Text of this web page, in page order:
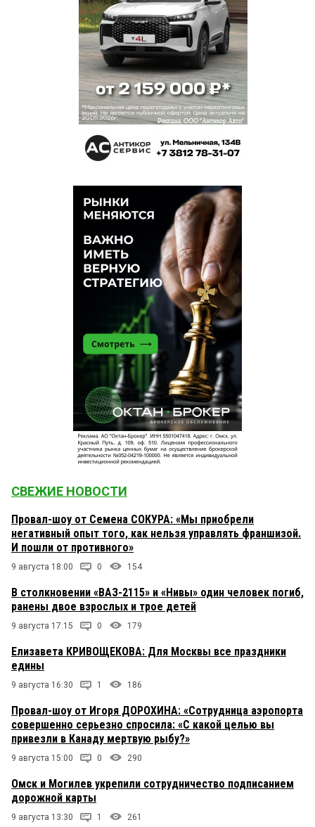
СВЕЖИЕ НОВОСТИ
Провал-шоу от Семена СОКУРА: «Мы приобрели
негативный опыт того, как нельзя управлять франшизой.
И пошли от противного»
9 августа 18:00 0 154
В столкновении «ВАЗ-2115» и «Нивы» один человек погиб,
ранены двое взрослых и трое детей
9 августа 17:15 0 179
Елизавета КРИВОЩЕКОВА: Для Москвы все праздники
едины
9 августа 16:30 1 186
Провал-шоу от Игоря ДОРОХИНА: «Сотрудница аэропорта
совершенно серьезно спросила: «С какой целью вы
привезли в Канаду мертвую рыбу?»
9 августа 15:00 0 290
Омск и Могилев укрепили сотрудничество подписанием
дорожной карты
9 августа 13:30 1 261